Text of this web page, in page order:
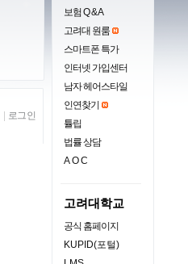
로그인
보험 Q & A
고려대 원룸
스마트폰 특가
인터넷 가입센터
남자 헤어스타일
인연찾기
튤립
법률 상담
AOC
고려대학교
공식 홈페이지
KUPID(포털)